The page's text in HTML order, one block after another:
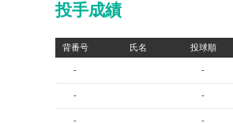
投手成績
背番号 氏名 投球順
- -
- -
- -